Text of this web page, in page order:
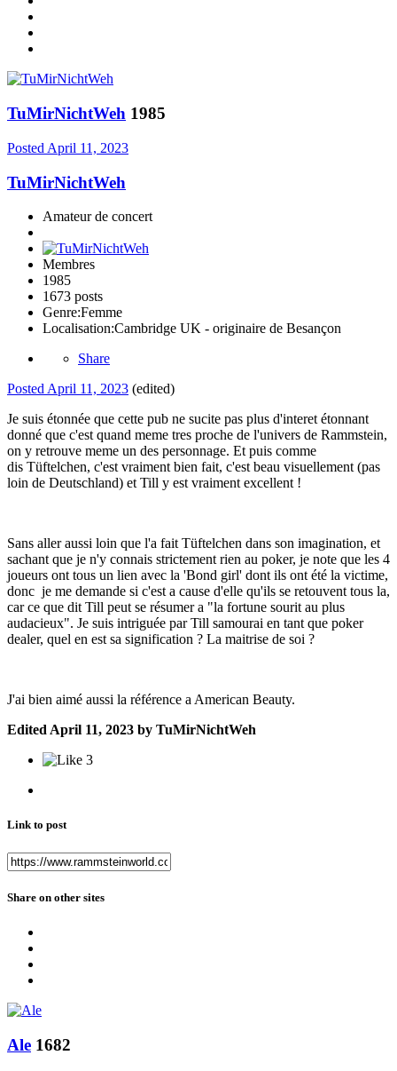
TuMirNichtWeh 1985
Posted April 11, 2023
TuMirNichtWeh
Amateur de concert
Membres
1985
1673 posts
Genre:Femme
Localisation:Cambridge UK - originaire de Besançon
Share
Posted April 11, 2023 (edited)
Je suis étonnée que cette pub ne sucite pas plus d'interet étonnant
donné que c'est quand meme tres proche de l'univers de Rammstein,
on y retrouve meme un des personnage. Et puis comme
dis Tüftelchen, c'est vraiment bien fait, c'est beau visuellement (pas
loin de Deutschland) et Till y est vraiment excellent !
Sans aller aussi loin que l'a fait Tüftelchen dans son imagination, et
sachant que je n'y connais strictement rien au poker, je note que les 4
joueurs ont tous un lien avec la 'Bond girl' dont ils ont été la victime,
donc je me demande si c'est a cause d'elle qu'ils se retouvent tous la,
car ce que dit Till peut se résumer a "la fortune sourit au plus
audacieux". Je suis intriguée par Till samourai en tant que poker
dealer, quel en est sa signification ? La maitrise de soi ?
J'ai bien aimé aussi la référence a American Beauty.
Edited April 11, 2023 by TuMirNichtWeh
3
Link to post
Share on other sites
Ale 1682